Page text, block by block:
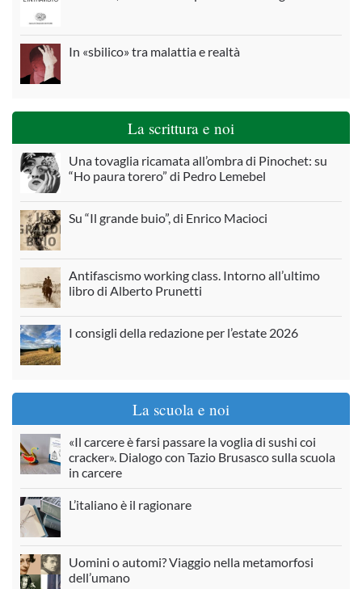
In «sbilico» tra malattia e realtà
La scrittura e noi
Una tovaglia ricamata all’ombra di Pinochet: su
“Ho paura torero” di Pedro Lemebel
Su “Il grande buio”, di Enrico Macioci
Antifascismo working class. Intorno all’ultimo
libro di Alberto Prunetti
I consigli della redazione per l’estate 2026
La scuola e noi
«Il carcere è farsi passare la voglia di sushi coi
cracker». Dialogo con Tazio Brusasco sulla scuola
in carcere
L’italiano è il ragionare
Uomini o automi? Viaggio nella metamorfosi
dell’umano